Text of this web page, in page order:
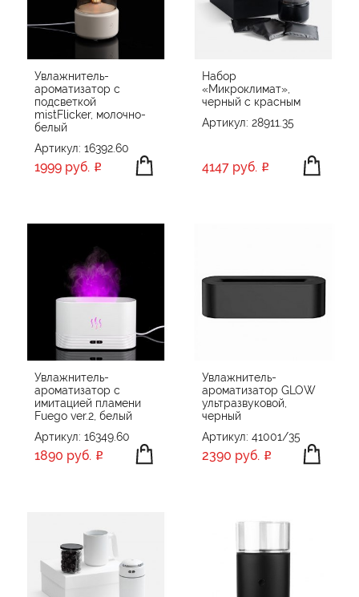
ПРОИЗВОДИТЕЛЬ
Careon
Happy gifts
Indivo
Molti
SOLOVE
XD Collection
Без бренда
ПРИМЕНИТЬ СБРОСИТЬ
Увлажнитель-
ароматизатор с
подсветкой
mistFlicker, молочно-
белый
Артикул: 16392.60
1999 руб.
Набор
«Микроклимат»,
черный с красным
Артикул: 28911.35
4147 руб.
Увлажнитель-
ароматизатор с
имитацией пламени
Fuego ver.2, белый
Артикул: 16349.60
1890 руб.
Увлажнитель-
ароматизатор GLOW
ультразвуковой,
черный
Артикул: 41001/35
2390 руб.